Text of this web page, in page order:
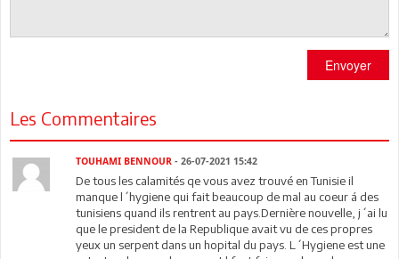
Envoyer
Les Commentaires
TOUHAMI BENNOUR - 26-07-2021 15:42
De tous les calamités qe vous avez trouvé en Tunisie il
manque l´hygiene qui fait beaucoup de mal au coeur á des
tunisiens quand ils rentrent au pays.Dernière nouvelle, j´ai lu
que le president de la Republique avait vu de ces propres
yeux un serpent dans un hopital du pays. L´Hygiene est une